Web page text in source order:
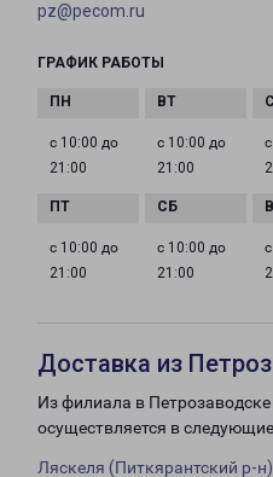
pz@pecom.ru
ГРАФИК РАБОТЫ
с 10:00 до
21:00
с 10:00 до
21:00
с 10:00 до
21:00
с 10:00 до
21:00
Доставка из
Из филиала в Петрозаводске
осуществляется в
Ляскеля (Питкярантский р-н)